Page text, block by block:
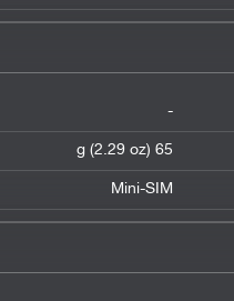
-
65 g (2.29 oz)
Mini-SIM